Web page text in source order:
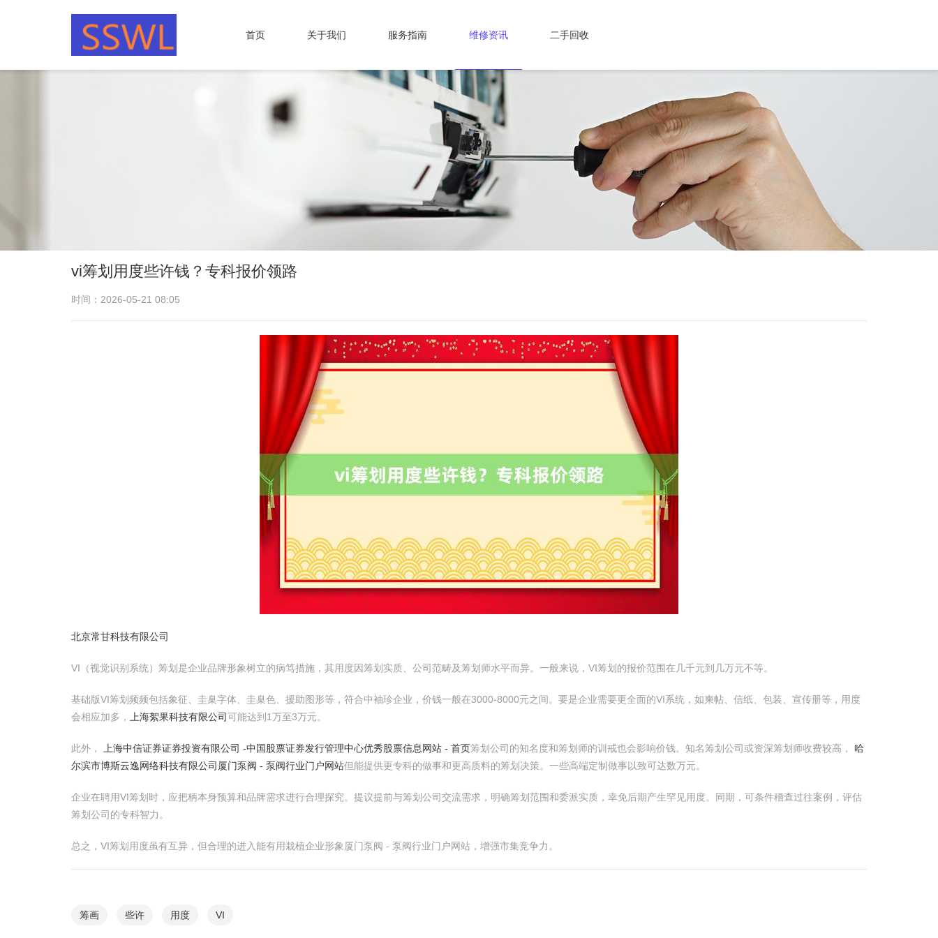
首页 关于我们 服务指南 维修资讯 二手回收
vi筹划用度些许钱？专科报价领路
时间：2026-05-21 08:05
北京常甘科技有限公司
VI（视觉识别系统）筹划是企业品牌形象树立的病笃措施，其用度因筹划实质、公司范畴及筹划师水平而异。一般来说，VI筹划的报价范围在几千元到几万元不等。
基础版VI筹划频频包括象征、圭臬字体、圭臬色、援助图形等，符合中袖珍企业，价钱一般在3000-8000元之间。要是企业需要更全面的VI系统，如柬帖、信纸、包装、宣传册等，用度
会相应加多，
上海絮果科技有限公司可能达到1万至3万元。
此外， 上海中信证券证券投资有限公司 -中国股票证券发行管理中心优秀股票信息网站 - 首页筹划公司的知名度和筹划师的训戒也会影响价钱。知名筹划公司或资深筹划师收费较高， 哈
尔滨市博斯云逸网络科技有限公司 厦门泵阀 - 泵阀行业门户网站但能提供更专科的做事和更高质料的筹划决策。一些高端定制做事以致可达数万元。
企业在聘用VI筹划时，应把柄本身预算和品牌需求进行合理探究。提议提前与筹划公司交流需求，明确筹划范围和委派实质，幸免后期产生罕见用度。同期，可条件稽查过往案例，评估
筹划公司的专科智力。
总之，VI筹划用度虽有互异，但合理的进入能有用栽植企业形象厦门泵阀 - 泵阀行业门户网站，增强市集竞争力。
筹画 些许 用度 VI